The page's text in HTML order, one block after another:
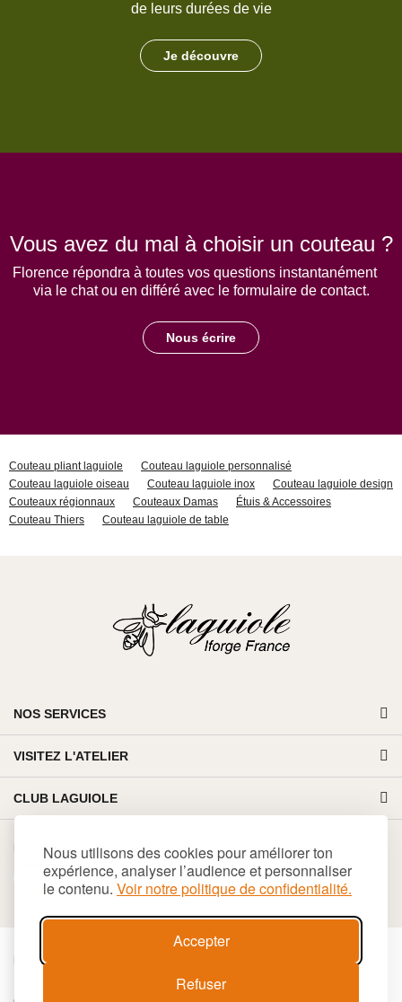
Nous utilisons des cookies pour améliorer ton
expérience, analyser l’audience et personnaliser
le contenu. Voir notre politique de confidentialité.
Accepter
Refuser
de leurs durées de vie
Je découvre
Vous avez du mal à choisir un couteau ?
Florence répondra à toutes vos questions instantanément
via le chat ou en différé avec le formulaire de contact.
Nous écrire
Couteau pliant laguiole
Couteau laguiole personnalisé
Couteau laguiole oiseau
Couteau laguiole inox
Couteau laguiole design
Couteaux régionnaux
Couteaux Damas
Étuis & Accessoires
Couteau Thiers
Couteau laguiole de table
NOS SERVICES
VISITEZ L'ATELIER
CLUB LAGUIOLE
PAIEMENT 100% SÉCURISÉ